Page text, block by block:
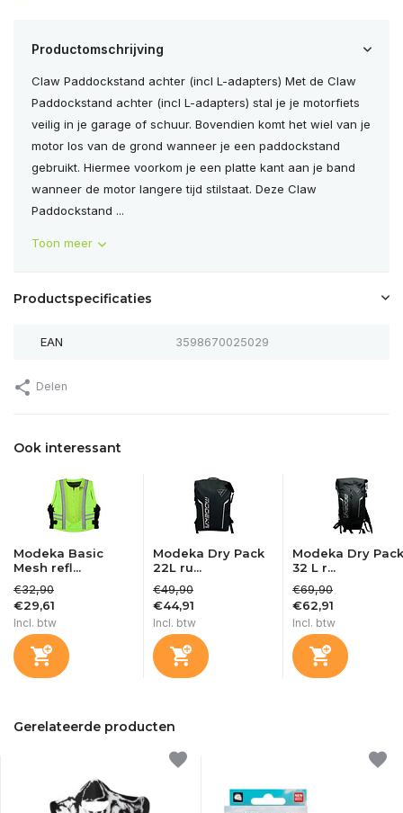
Productomschrijving
Claw Paddockstand achter (incl L-adapters) Met de Claw
Paddockstand achter (incl L-adapters) stal je je motorfiets
veilig in je garage of schuur. Bovendien komt het wiel van je
motor los van de grond wanneer je een paddockstand
gebruikt. Hiermee voorkom je een platte kant aan je band
wanneer de motor langere tijd stilstaat. Deze Claw
Paddockstand ...
Toon meer
Productspecificaties
EAN 3598670025029
Delen
Ook interessant
Modeka Basic
Mesh refl...
€32,90
€29,61
Incl. btw
Modeka Dry Pack
22L ru...
€49,90
€44,91
Incl. btw
Modeka Dry Pack
32 L r...
€69,90
€62,91
Incl. btw
Gerelateerde producten